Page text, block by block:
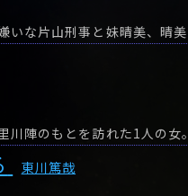
川陣のもとを訪れた1人の女。
東川篤哉